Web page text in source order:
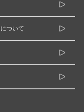
ついて